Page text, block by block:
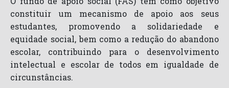
constituir um mecanismo de apoio aos seus
estudantes, promovendo a solidariedade e
equidade social, bem como a redução do abandono
escolar, contribuindo para o desenvolvimento
intelectual e escolar de todos em igualdade de
circunstâncias.